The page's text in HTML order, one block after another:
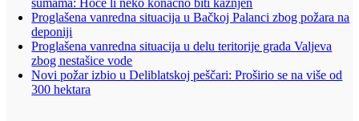
šumama: Hoće li neko konačno biti kažnjen
Proglašena vanredna situacija u Bačkoj Palanci zbog požara na
deponiji
Proglašena vanredna situacija u delu teritorije grada Valjeva
zbog nestašice vode
Novi požar izbio u Deliblatskoj peščari: Proširio se na više od
300 hektara